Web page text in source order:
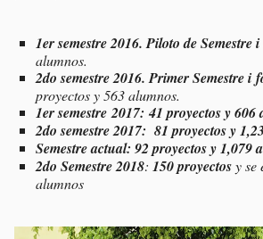
1er semestre 2016. Piloto deSemestre i
alumnos.
2do semestre 2016. PrimerSemestre i
proyectos y 563 alumnos.
1er semestre 2017: 41 proyectos y 606
2do semestre 2017: 81 proyectos y
Semestre actual: 92 proyectos y 1,079
2do Semestre 2018: 150 proyectosy se
alumnos